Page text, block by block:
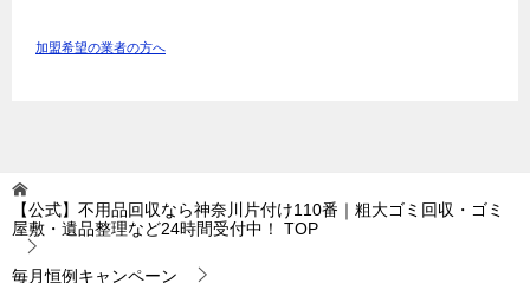
加盟希望の業者の方へ
【公式】不用品回収なら神奈川片付け110番｜粗大ゴミ回収・ゴミ
屋敷・遺品整理など24時間受付中！
TOP
毎月恒例キャンペーン